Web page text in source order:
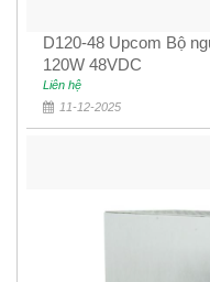
D120-48 Upcom Bộ
120W 48VDC
Liên hệ
11-12-2025